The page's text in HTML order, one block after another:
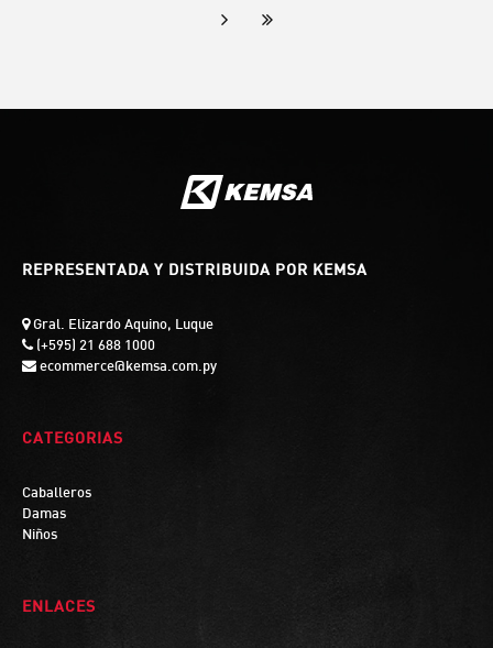
REPRESENTADA Y DISTRIBUIDA POR KEMSA
Gral. Elizardo Aquino, Luque
(+595) 21 688 1000
ecommerce@kemsa.com.py
CATEGORIAS
Caballeros
Damas
Niños
ENLACES